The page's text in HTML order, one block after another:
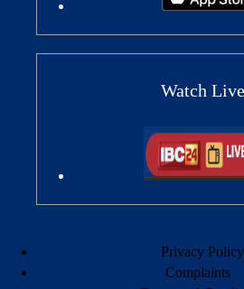
Watch Live
Privacy Policy
Complaints